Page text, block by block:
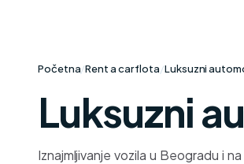
Početna/Rent a car flota/Luksuzni
Luksuzni
Iznajmljivanje vozila u Beogradu i